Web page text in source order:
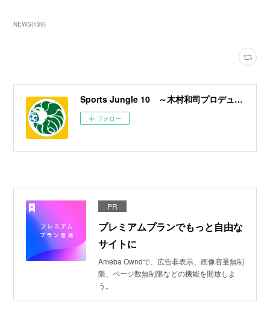
NEWS(139)
Sports Jungle 10 ～木村和司プロデュース／横浜市旭区フットサルコート～
フォロー
PR
プレミアムプランでもっと自由な
サイトに
Ameba Owndで、広告非表示、画像容量無制
限、ページ数無制限などの機能を開放しよ
う。